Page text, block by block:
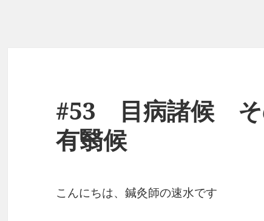
#53 目病諸候
有翳候
こんにちは、鍼灸師の速水です